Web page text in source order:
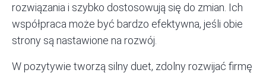
rozwiązania i szybko dostosowują się do zmian. Ich
współpraca może być bardzo efektywna, jeśli obie
strony są nastawione na rozwój.
W pozytywie tworzą silny duet, zdolny rozwijać firmę